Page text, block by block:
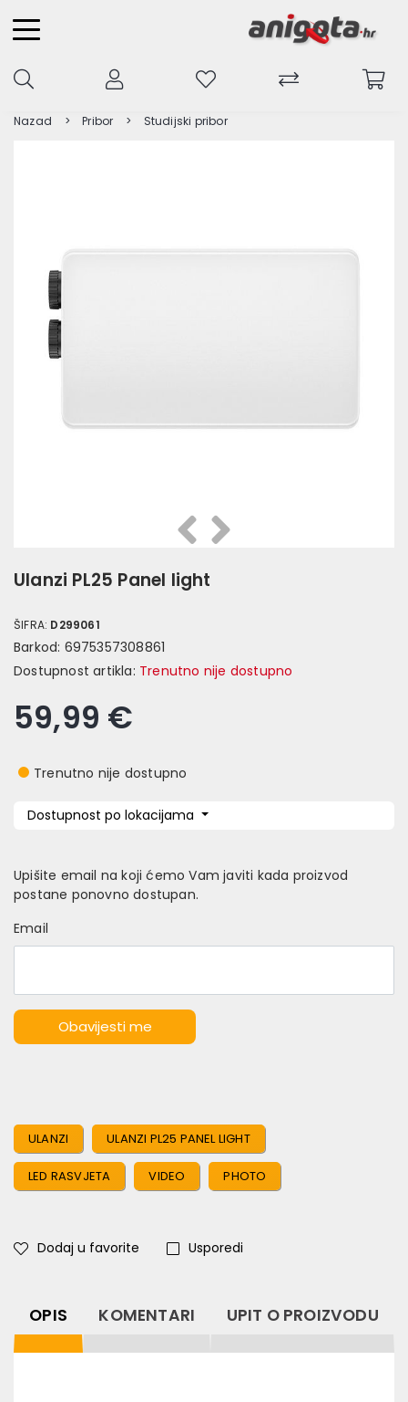
Nazad Pribor Studijski pribor
PrethodnaSlijedeća
Ulanzi PL25 Panel light
ŠIFRA: D299061
Barkod: 6975357308861
Dostupnost artikla: Trenutno nije dostupno
59,99 €
Trenutno nije dostupno
Dostupnost po lokacijama
Upišite email na koji ćemo Vam javiti kada proizvod
postane ponovno dostupan.
Email
Obavijesti me
ULANZI ULANZI PL25 PANEL LIGHT
LED RASVJETA VIDEO PHOTO
Dodaj u favorite Usporedi
OPIS KOMENTARI UPIT O PROIZVODU